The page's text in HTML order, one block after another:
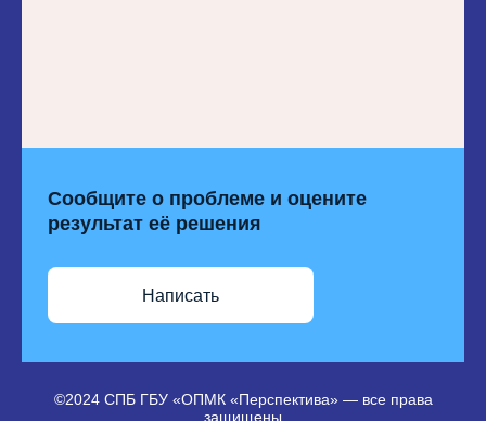
Сообщите о проблеме и оцените
результат её решения
Написать
©2024 СПБ ГБУ «ОПМК «Перспектива» — все права
защищены